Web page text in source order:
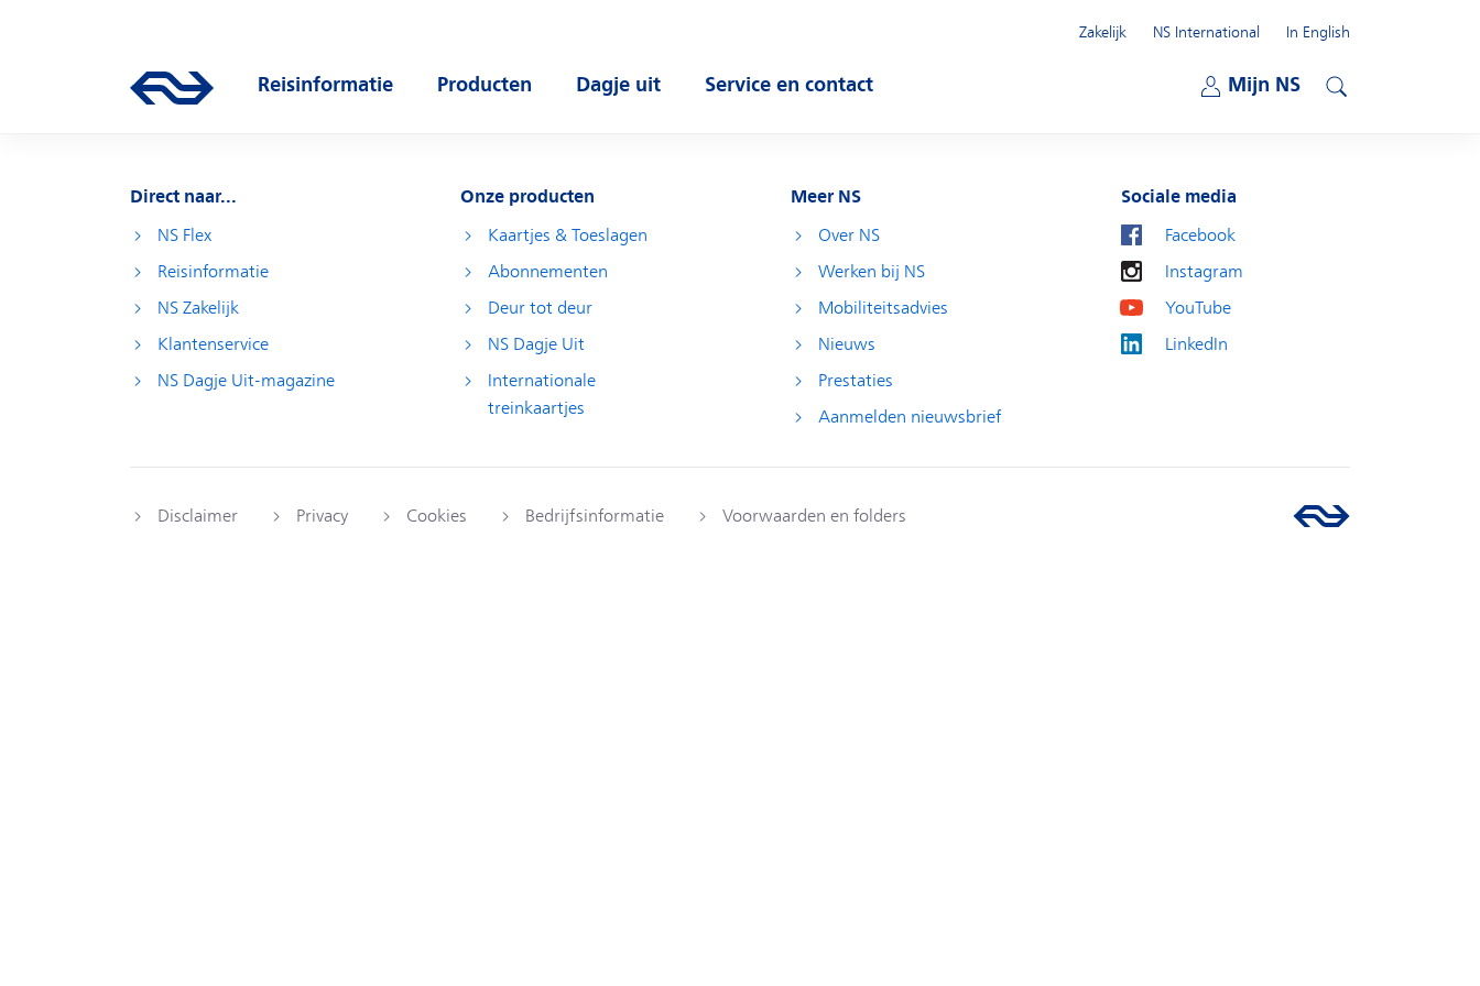
Ga naar de homepage van ns.nl
Reisinformatie
Producten
Dagje uit
Service en contact
Mijn NS
Zakelijk
NS International
In English
Direct naar...
NS Flex
Reisinformatie
NS Zakelijk
Klantenservice
NS Dagje Uit-magazine
Onze producten
Kaartjes & Toeslagen
Abonnementen
Deur tot deur
NS Dagje Uit
Internationale
treinkaartjes
Meer NS
Over NS
Werken bij NS
Mobiliteitsadvies
Nieuws
Prestaties
Aanmelden nieuwsbrief
Sociale media
Facebook
Instagram
YouTube
LinkedIn
Disclaimer Privacy Cookies Bedrijfsinformatie Voorwaarden en folders